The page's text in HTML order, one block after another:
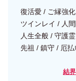
復活愛 / ご縁強
ツインレイ / 人
人生全般 / 守護
先祖 / 鎮守 / 厄
結